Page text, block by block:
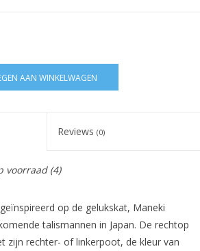
AAN WINKELWAGEN
Reviews (0)
voorraad(4)
op de gelukskat, Maneki
talismannen in Japan. De rechtop
zijn rechter- of linkerpoot, de kleur van